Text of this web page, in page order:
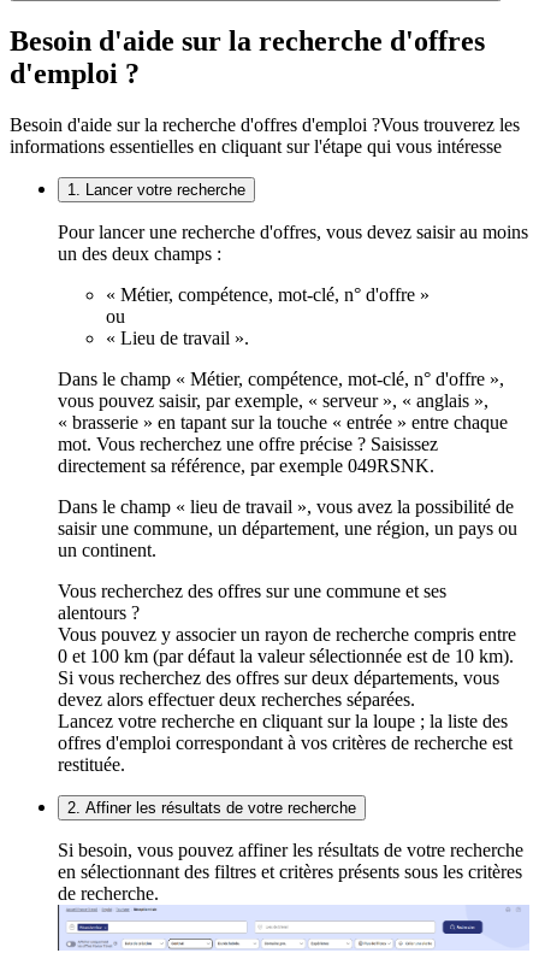
Besoin d'aide sur la recherche d'offres
d'emploi ?
Besoin d'aide sur la recherche d'offres d'emploi ?Vous trouverez les
informations essentielles en cliquant sur l'étape qui vous intéresse
1. Lancer votre recherche
Pour lancer une recherche d'offres, vous devez saisir au moins
un des deux champs :
« Métier, compétence, mot-clé, n° d'offre »
ou
« Lieu de travail ».
Dans le champ « Métier, compétence, mot-clé, n° d'offre »,
vous pouvez saisir, par exemple, « serveur », « anglais »,
« brasserie » en tapant sur la touche « entrée » entre chaque
mot. Vous recherchez une offre précise ? Saisissez
directement sa référence, par exemple 049RSNK.
Dans le champ « lieu de travail », vous avez la possibilité de
saisir une commune, un département, une région, un pays ou
un continent.
Vous recherchez des offres sur une commune et ses
alentours ?
Vous pouvez y associer un rayon de recherche compris entre
0 et 100 km (par défaut la valeur sélectionnée est de 10 km).
Si vous recherchez des offres sur deux départements, vous
devez alors effectuer deux recherches séparées.
Lancez votre recherche en cliquant sur la loupe ; la liste des
offres d'emploi correspondant à vos critères de recherche est
restituée.
2. Affiner les résultats de votre recherche
Si besoin, vous pouvez affiner les résultats de votre recherche
en sélectionnant des filtres et critères présents sous les critères
de recherche.